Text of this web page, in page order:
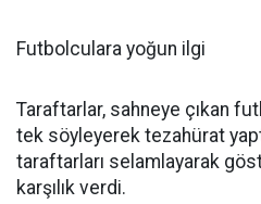
Futbolculara yoğun ilgi
Taraftarlar, sahneye çıkan
tek söyleyerek tezahürat
taraftarları selamlayarak
karşılık verdi.